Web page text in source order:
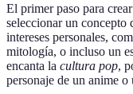
El primer paso para
seleccionar un concepto
intereses personales,
mitología, o incluso un
encanta la cultura pop,
personaje de un anime